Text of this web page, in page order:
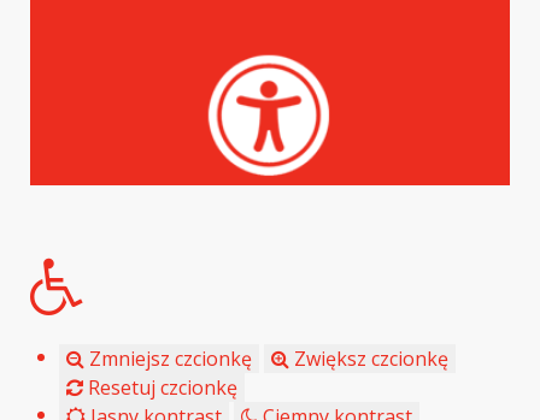
Zmniejsz czcionkę
Zwiększ czcionkę
Resetuj czcionkę